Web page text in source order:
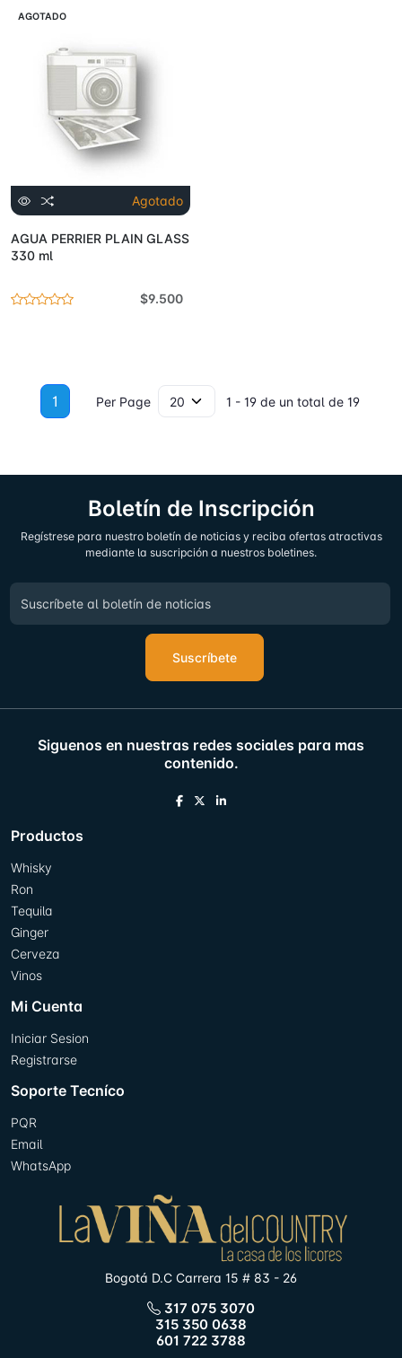
AGOTADO
Agotado
AGUA PERRIER PLAIN GLASS
330 ml
$9.500
1 Per Page 1 - 19 de un total de 19
Boletín de Inscripción
Regístrese para nuestro boletín de noticias y reciba ofertas atractivas
mediante la suscripción a nuestros boletines.
Suscríbete
Siguenos en nuestras redes sociales para mas
contenido.
Productos
Whisky
Ron
Tequila
Ginger
Cerveza
Vinos
Mi Cuenta
Iniciar Sesion
Registrarse
Soporte Tecníco
PQR
Email
WhatsApp
Bogotá D.C Carrera 15 # 83 - 26
317 075 3070
315 350 0638
601 722 3788